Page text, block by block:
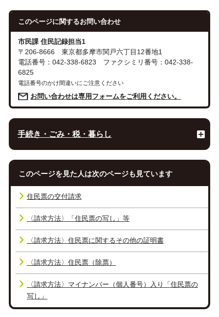
このページに関するお問い合わせ
市民課 住民記録担当1
〒206-8666 東京都多摩市関戸六丁目12番地1
電話番号：042-338-6823 ファクシミリ番号：042-338-
6825
電話番号のかけ間違いにご注意ください
お問い合わせは専用フォームをご利用ください。
手続き・ごみ・税・暮らし
このページを見た人は次のページも見ています
住民票の交付請求
〈請求方法〉「住民票の写し」等
〈請求方法〉住民票に関するその他の証明書
〈請求方法〉住民票（除票）
〈請求方法〉マイナンバー（個人番号）入り「住民票の
写し」